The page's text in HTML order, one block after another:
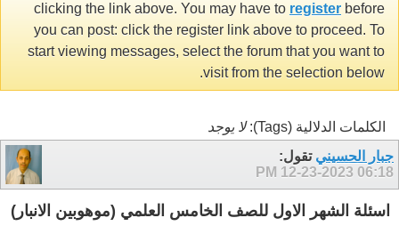
clicking the link above. You may have to register before
you can post: click the register link above to proceed. To
start viewing messages, select the forum that you want to
visit from the selection below.
الكلمات الدلالية (Tags):
لا يوجد
جبار الحسيني تقول:
12-23-2023 06:18 PM
اسئلة الشهر الاول للصف الخامس العلمي (موهوبين الانبار)